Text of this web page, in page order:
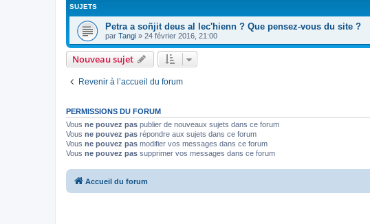
SUJETS
Petra a soñjit deus al lec'hienn ? Que pensez-vous du site ?
par Tangi » 24 février 2016, 21:00
Nouveau sujet
Revenir à l’accueil du forum
PERMISSIONS DU FORUM
Vous ne pouvez pas publier de nouveaux sujets dans ce forum
Vous ne pouvez pas répondre aux sujets dans ce forum
Vous ne pouvez pas modifier vos messages dans ce forum
Vous ne pouvez pas supprimer vos messages dans ce forum
Accueil du forum